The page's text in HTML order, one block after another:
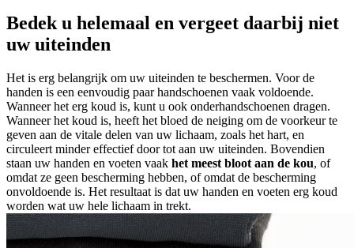
Bedek u helemaal en vergeet daarbij niet
uw uiteinden
Het is erg belangrijk om uw uiteinden te beschermen. Voor de
handen is een eenvoudig paar handschoenen vaak voldoende.
Wanneer het erg koud is, kunt u ook onderhandschoenen dragen.
Wanneer het koud is, heeft het bloed de neiging om de voorkeur te
geven aan de vitale delen van uw lichaam, zoals het hart, en
circuleert minder effectief door tot aan uw uiteinden. Bovendien
staan uw handen en voeten vaak het meest bloot aan de kou, of
omdat ze geen bescherming hebben, of omdat de bescherming
onvoldoende is. Het resultaat is dat uw handen en voeten erg koud
worden wat uw hele lichaam in trekt.